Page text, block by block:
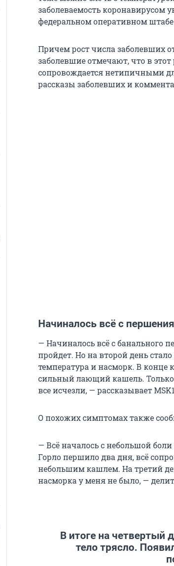
заболеваемость коронавирусом
федеральном оперативном штабе
Причем рост числа заболевших
заболевшие отмечают, что в
сопровождается нетипичными
рассказы заболевших и
Начиналось всё с
— Начиналось всё с банального
пройдет. Но на второй день
температура и насморк. В конце
сильный лающий кашель. Только
все исчезли, — рассказывает
О похожих симптомах также
— Всё началось с небольшой
Горло першило два дня, всё
небольшим кашлем. На третий
насморка у меня не было, —
В итоге на четвертый
тело трясло.